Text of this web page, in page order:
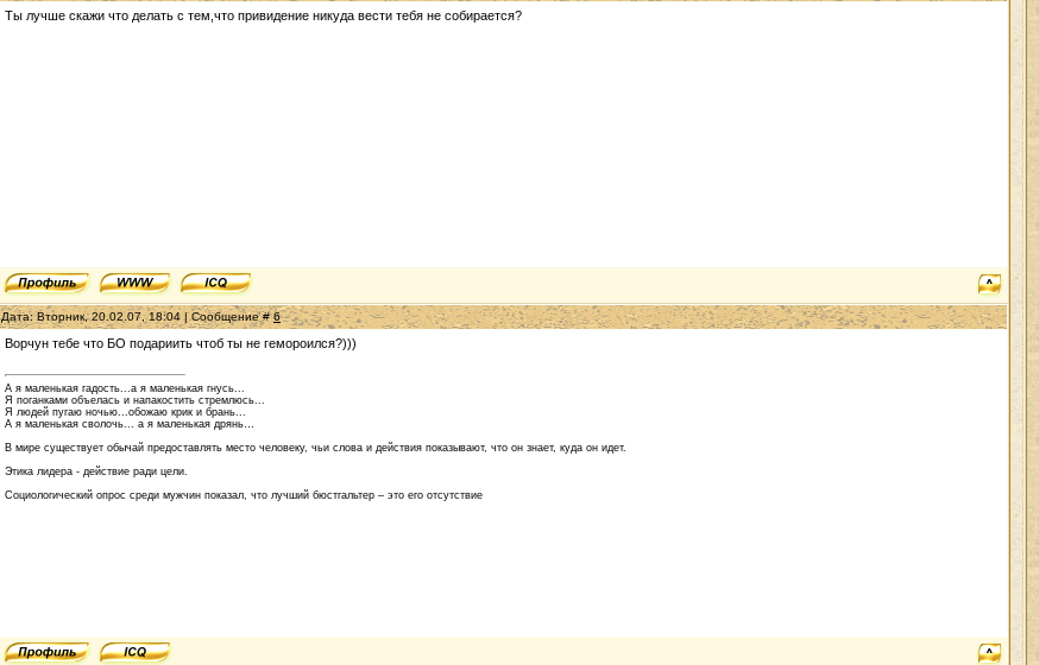
Ты лучше скажи что делать с тем,что привидение никуда вести тебя не собирается?
Дата: Вторник, 20.02.07, 18:04 | Сообщение #6
Ворчун тебе что БО подариить чтоб ты не гемороился?)))
А я маленькая гадость...а я маленькая гнусь...
Я поганками объелась и напакостить стремлюсь...
Я людей пугаю ночью...обожаю крик и брань...
А я маленькая сволочь... а я маленькая дрянь…
В мире существует обычай предоставлять место человеку, чьи слова и действия показывают, что он знает, куда он идет.
Этика лидера - действие ради цели.
Социологический опрос среди мужчин показал, что лучший бюстгальтер – это его отсутствие